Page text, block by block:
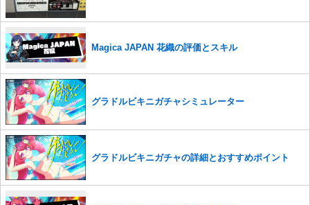
Magica JAPAN 花織の評価とスキル
グラドルビキニガチャシミュレーター
グラドルビキニガチャの詳細とおすすめポイント